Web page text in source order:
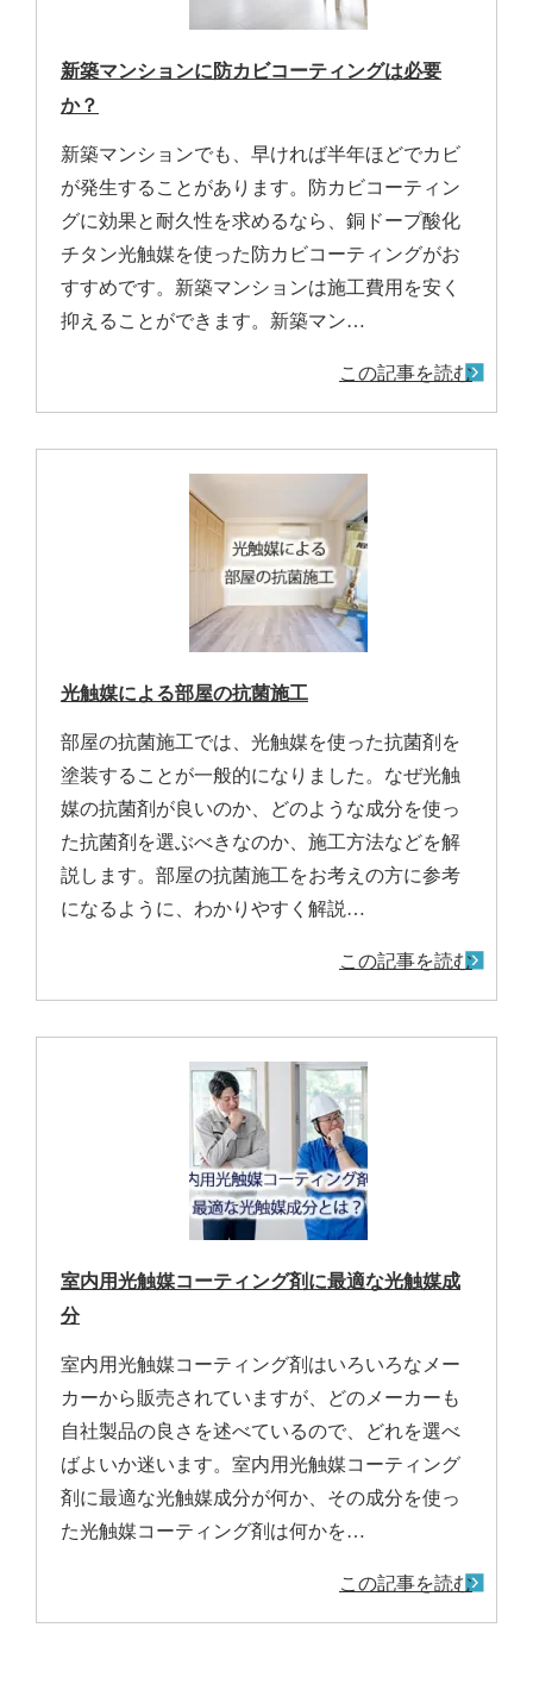
新築マンションに防カビコーティングは必要
か？
新築マンションでも、早ければ半年ほどでカビ
が発生することがあります。防カビコーティン
グに効果と耐久性を求めるなら、銅ドープ酸化
チタン光触媒を使った防カビコーティングがお
すすめです。新築マンションは施工費用を安く
抑えることができます。新築マン…
この記事を読む
光触媒による部屋の抗菌施工
部屋の抗菌施工では、光触媒を使った抗菌剤を
塗装することが一般的になりました。なぜ光触
媒の抗菌剤が良いのか、どのような成分を使っ
た抗菌剤を選ぶべきなのか、施工方法などを解
説します。部屋の抗菌施工をお考えの方に参考
になるように、わかりやすく解説…
この記事を読む
室内用光触媒コーティング剤に最適な光触媒成
分
室内用光触媒コーティング剤はいろいろなメー
カーから販売されていますが、どのメーカーも
自社製品の良さを述べているので、どれを選べ
ばよいか迷います。室内用光触媒コーティング
剤に最適な光触媒成分が何か、その成分を使っ
た光触媒コーティング剤は何かを…
この記事を読む